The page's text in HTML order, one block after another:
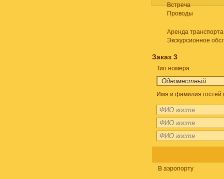
Встреча
Проводы
Аренда транспорта
Экскурсионное
Заказ 3
Тип номера
Имя и фамилия гостей
В аэропорту